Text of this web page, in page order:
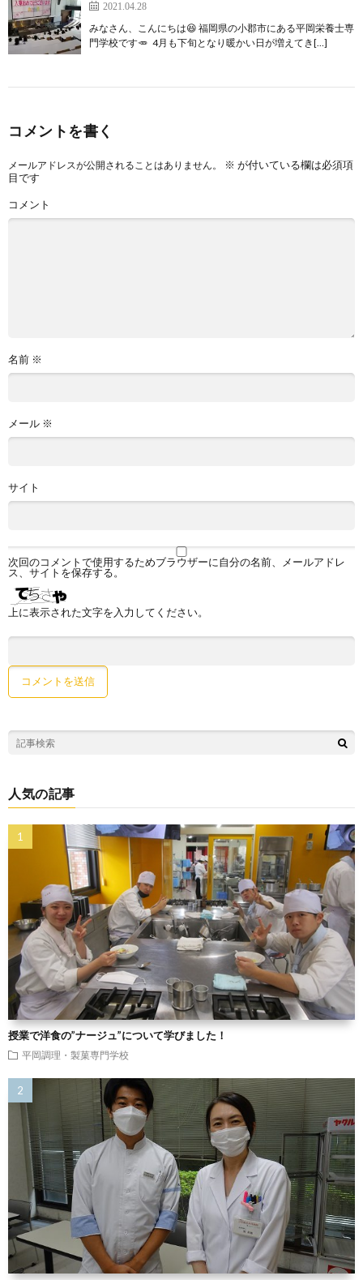
2021.04.28
みなさん、こんにちは😆 福岡県の小郡市にある平岡栄養士専
門学校です🥕 4月も下旬となり暖かい日が増えてき[…]
コメントを書く
メールアドレスが公開されることはありません。 ※ が付いている欄は必須項
目です
コメント
名前 ※
メール ※
サイト
次回のコメントで使用するためブラウザーに自分の名前、メールアドレ
ス、サイトを保存する。
上に表示された文字を入力してください。
人気の記事
授業で洋食の”ナージュ”について学びました！
平岡調理・製菓専門学校